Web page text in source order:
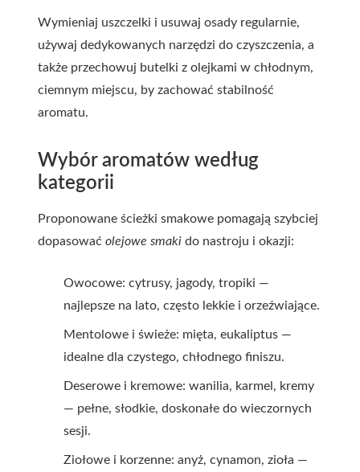
Wymieniaj uszczelki i usuwaj osady regularnie,
używaj dedykowanych narzędzi do czyszczenia, a
także przechowuj butelki z olejkami w chłodnym,
ciemnym miejscu, by zachować stabilność
aromatu.
Wybór aromatów według
kategorii
Proponowane ścieżki smakowe pomagają szybciej
dopasować olejowe smaki do nastroju i okazji:
Owocowe: cytrusy, jagody, tropiki —
najlepsze na lato, często lekkie i orzeźwiające.
Mentolowe i świeże: mięta, eukaliptus —
idealne dla czystego, chłodnego finiszu.
Deserowe i kremowe: wanilia, karmel, kremy
— pełne, słodkie, doskonałe do wieczornych
sesji.
Ziołowe i korzenne: anyż, cynamon, zioła —